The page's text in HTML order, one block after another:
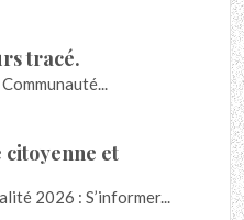
tracé.
citoyenne et
2026 : S’informer...